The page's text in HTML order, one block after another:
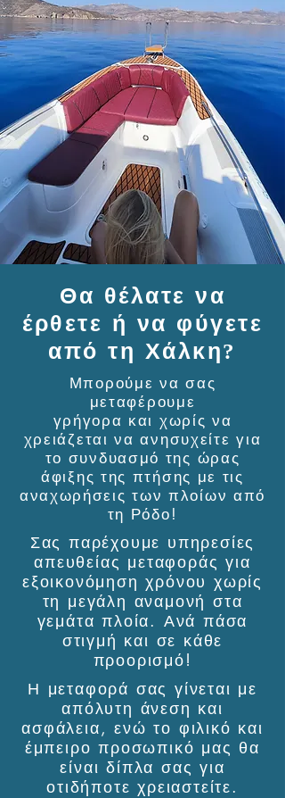
Θα θέλατε να
έρθετε ή να φύγετε
από τη Χάλκη?
Μπορούμε να σας
μεταφέρουμε
γρήγορα και χωρίς να
χρειάζεται να ανησυχείτε για
το συνδυασμό της ώρας
άφιξης της πτήσης με τις
αναχωρήσεις των πλοίων από
τη Ρόδο!
Σας παρέχουμε υπηρεσίες
απευθείας μεταφοράς για
εξοικονόμηση χρόνου χωρίς
τη μεγάλη αναμονή στα
γεμάτα πλοία. Ανά πάσα
στιγμή και σε κάθε
προορισμό!
Η μεταφορά σας γίνεται με
απόλυτη άνεση και
ασφάλεια, ενώ το φιλικό και
έμπειρο προσωπικό μας θα
είναι δίπλα σας για
οτιδήποτε χρειαστείτε.